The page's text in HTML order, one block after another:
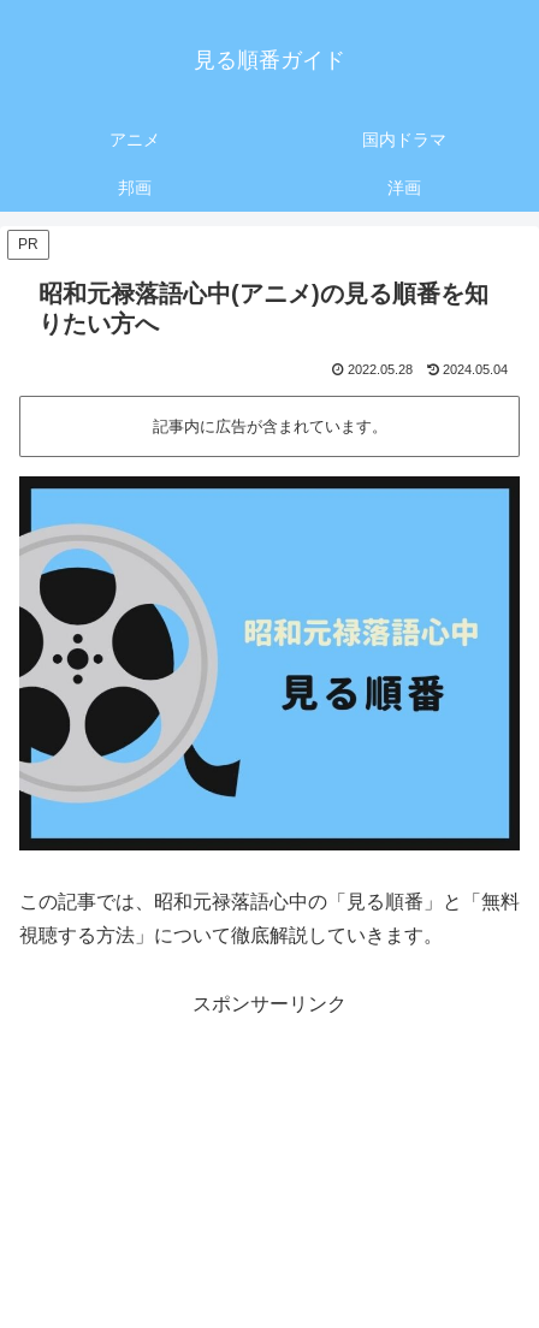
見る順番ガイド
アニメ 国内ドラマ
邦画 洋画
PR
昭和元禄落語心中(アニメ)の見る順番を知
りたい方へ
2022.05.28 2024.05.04
記事内に広告が含まれています。
この記事では、昭和元禄落語心中の「見る順番」と「無料
視聴する方法」について徹底解説していきます。
スポンサーリンク